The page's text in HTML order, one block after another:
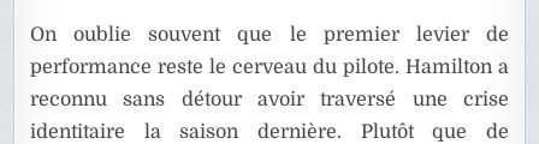
On oublie souvent que le premier levier de
performance reste le cerveau du pilote. Hamilton a
reconnu sans détour avoir traversé une crise
identitaire la saison dernière. Plutôt que de